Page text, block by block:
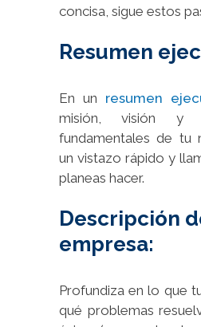
concisa, sigue estos
Resumen
En un resumen
misión, visión y
fundamentales de tu
un vistazo rápido y
planeas hacer.
Descripción
empresa:
Profundiza en lo que
qué problemas